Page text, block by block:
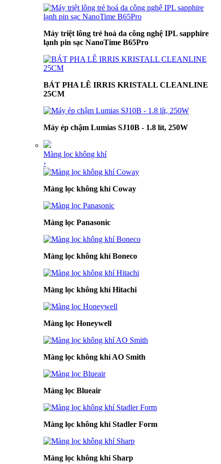
Máy triệt lông trẻ hoá da công nghệ IPL sapphire
lạnh pin sạc NanoTime B65Pro
BÁT PHA LÊ IRRIS KRISTALL CLEANLINE
25CM
Máy ép chậm Lumias SJ10B - 1.8 lít, 250W
Màng lọc không khí
›
Màng lọc không khí Coway
Màng lọc Panasonic
Màng lọc không khí Boneco
Màng lọc không khí Hitachi
Màng lọc Honeywell
Màng lọc không khí AO Smith
Màng lọc Blueair
Màng lọc không khí Stadler Form
Màng lọc không khí Sharp